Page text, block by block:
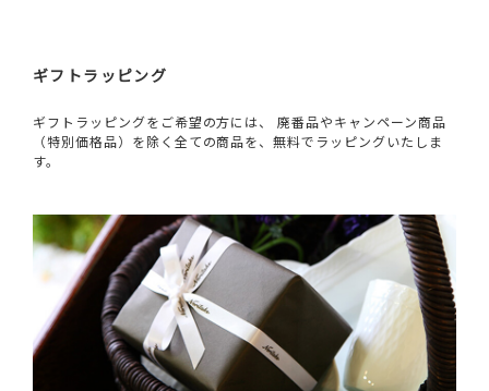
ギフトラッピング
ギフトラッピングをご希望の方には、 廃番品やキャンペーン商品
（特別価格品）を除く全ての商品を、無料でラッピングいたしま
す。